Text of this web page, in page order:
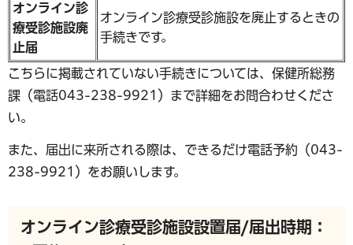
オンライン診
療受診施設廃
止届
オンライン診療受診施設を廃止するときの
手続きです。
こちらに掲載されていない手続きについては、保健所総務
課（電話043-238-9921）まで詳細をお問合わせくださ
い。
また、届出に来所される際は、できるだけ電話予約（043-
238-9921）をお願いします。
オンライン診療受診施設設置届/届出時期：